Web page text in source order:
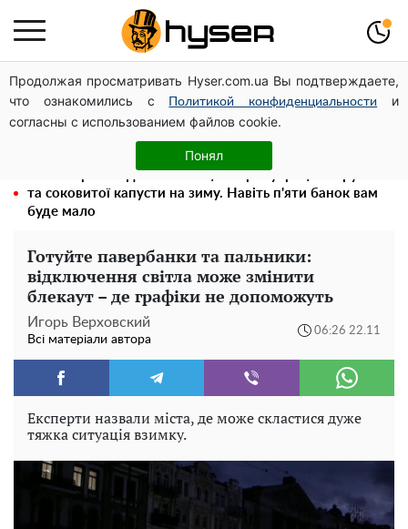
Продолжая просматривать Hyser.com.ua Вы подтверждаете,
что ознакомились с
Политикой конфиденциальности
и
согласны с использованием файлов cookie.
Понял
Олена Тополя злив відео – це далеко не все: фронтмен
"Антитіла" Тарас Тополя став наступним
Повністю гола Анна Трінчер блиснула "принадами":
таких розмірів ви ще не бачили
та соковитої капусти на зиму. Навіть п'яти банок вам
буде мало
Готуйте павербанки та пальники:
відключення світла може змінити
блекаут – де графіки не допоможуть
Игорь Верховский
Всі матеріали автора
06:26 22.11
Експерти назвали міста, де може скластися дуже
тяжка ситуація взимку.